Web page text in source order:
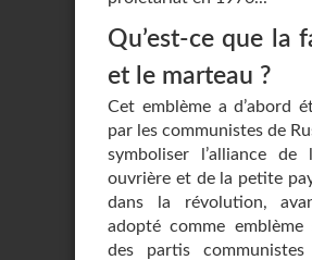
Qu’est-ce que la
et le marteau ?
Cet emblème a d’abord
par les communistes de
symboliser l’alliance de
ouvrière et de la petite
dans la révolution,
adopté comme emblème
des partis